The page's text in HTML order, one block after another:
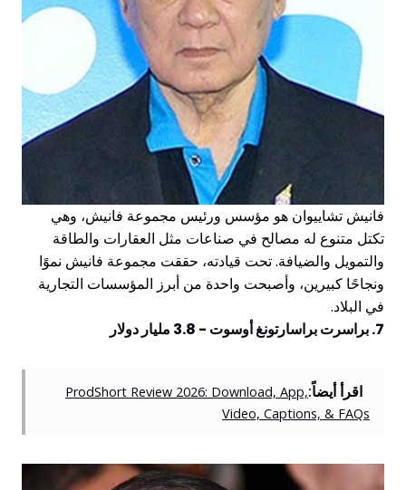
فانيش تشاييوان هو مؤسس ورئيس مجموعة فانيش، وهي
تكتل متنوع له مصالح في صناعات مثل العقارات والطاقة
والتمويل والضيافة. تحت قيادته، حققت مجموعة فانيش نموًا
ونجاحًا كبيرين، وأصبحت واحدة من أبرز المؤسسات التجارية
في البلاد.
7. براسرت براسارتونغ أوسوت - 3.8 مليار دولار
اقرأ أيضاً:ProdShort Review 2026: Download, App,
Video, Captions, & FAQs